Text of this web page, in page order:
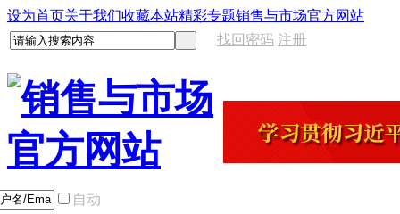
设为首页关于我们收藏本站精彩专题销售与市场官方网站
找回密码 注册
自动